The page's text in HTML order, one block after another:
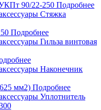
90/22-250 Подробнее
Подробнее
мм2) Подробнее